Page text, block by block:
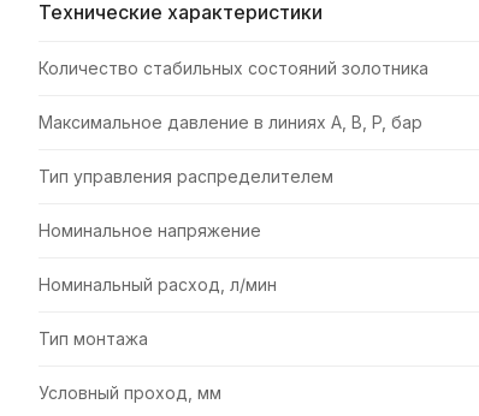
Технические характеристики
Количество стабильных состояний золотника
Максимальное давление в линиях A, B, P, бар
Тип управления распределителем
Номинальное напряжение
Номинальный расход, л/мин
Тип монтажа
Условный проход, мм